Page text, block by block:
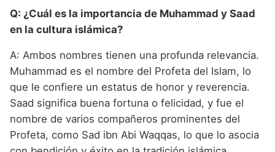
Q: ¿Cuál es la importancia de Muhammad y Saad
en la cultura islámica?
A: Ambos nombres tienen una profunda relevancia.
Muhammad es el nombre del Profeta del Islam, lo
que le confiere un estatus de honor y reverencia.
Saad significa buena fortuna o felicidad, y fue el
nombre de varios compañeros prominentes del
Profeta, como Sad ibn Abi Waqqas, lo que lo asocia